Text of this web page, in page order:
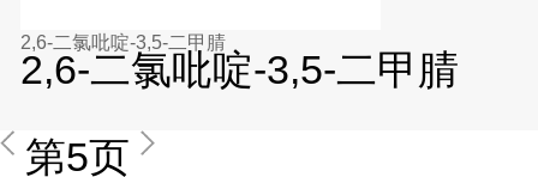
2,6-二氯吡啶-3,5-二甲腈
2,6-二氯吡啶-3,5-二甲腈
第5页